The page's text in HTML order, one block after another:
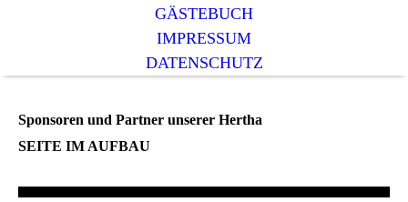
GÄSTEBUCH
IMPRESSUM
DATENSCHUTZ
Sponsoren und Partner unserer Hertha
SEITE IM AUFBAU